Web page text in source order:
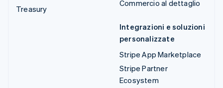
Treasury
Commercio al dettaglio
Integrazioni e soluzioni
personalizzate
Stripe App Marketplace
Stripe Partner
Ecosystem